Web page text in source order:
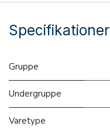
Specifikationer
Gruppe
Undergruppe
Varetype